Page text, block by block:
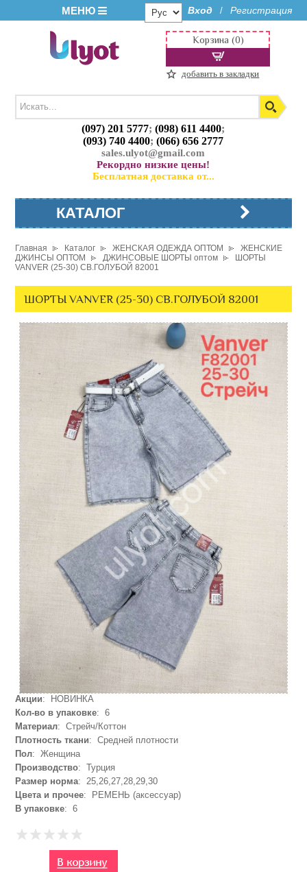
МЕНЮ Вход / Регистрация
(097) 201 5777;(098) 611 4400;
(093) 740 4400;(066) 656 2777
sales.ulyot@gmail.com
Рекордно низкие цены!
Бесплатная доставка от...
Корзина (0)
добавить в закладки
КАТАЛОГ
Главная Каталог ЖЕНСКАЯ ОДЕЖДА ОПТОМ
ЖЕНСКИЕ
ДЖИНСЫ ОПТОМ
ДЖИНСОВЫЕ ШОРТЫ оптом
ШОРТЫ
VANVER (25-30) СВ.ГОЛУБОЙ 82001
ШОРТЫ VANVER (25-30) СВ.ГОЛУБОЙ 82001
Акции: НОВИНКА
Кол-во в упаковке: 6
Материал: Стрейч/Коттон
Плотность ткани: Средней плотности
Пол: Женщина
Производство: Турция
Размер норма: 25,26,27,28,29,30
Цвета и прочее: РЕМЕНЬ (аксессуар)
В упаковке: 6